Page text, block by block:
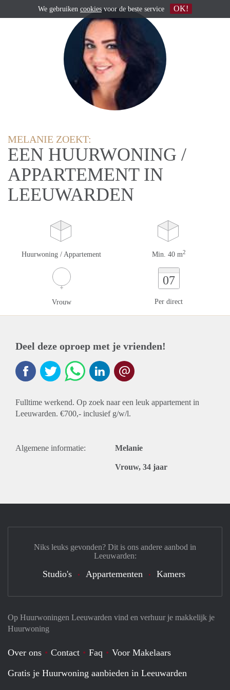
MELANIE ZOEKT:
EEN HUURWONING /
APPARTEMENT IN
LEEUWARDEN
Huurwoning / Appartement Min. 40 m2
Vrouw
07
Per direct
Deel deze oproep met je vrienden!
Fulltime werkend. Op zoek naar een leuk appartement in
Leeuwarden. €700,- inclusief g/w/l.
Algemene informatie: Melanie
Vrouw, 34 jaar
Op Huurwoningen Leeuwarden vind en verhuur je makkelijk je
Huurwoning
Over ons Contact Faq
Voor Makelaars
Gratis je Huurwoning aanbieden in Leeuwarden
Niks leuks gevonden? Dit is ons andere aanbod in
Leeuwarden:
Studio's Appartementen Kamers
We gebruiken cookiesvoor de beste service OK!